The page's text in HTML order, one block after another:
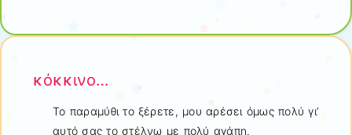
κόκκινο…
Το παραμύθι το ξέρετε, μου αρέσει όμως πολύ γι’
αυτό σας το στέλνω με πολύ αγάπη.